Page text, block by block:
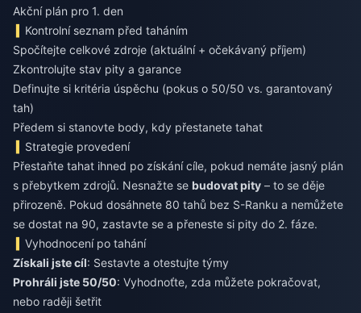
Akční plán pro 1. den
Kontrolní seznam před taháním
Spočítejte celkové zdroje (aktuální + očekávaný příjem)
Zkontrolujte stav pity a garance
Definujte si kritéria úspěchu (pokus o 50/50 vs. garantovaný
tah)
Předem si stanovte body, kdy přestanete tahat
Strategie provedení
Přestaňte tahat ihned po získání cíle, pokud nemáte jasný plán
s přebytkem zdrojů. Nesnažte se budovat pity – to se děje
přirozeně. Pokud dosáhnete 80 tahů bez S-Ranku a nemůžete
se dostat na 90, zastavte se a přeneste si pity do 2. fáze.
Vyhodnocení po tahání
Získali jste cíl: Sestavte a otestujte týmy
Prohráli jste 50/50: Vyhodnoťte, zda můžete pokračovat,
nebo raději šetřit